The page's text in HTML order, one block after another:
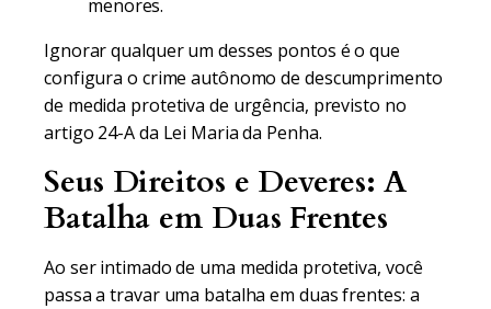
menores.
Ignorar qualquer um desses pontos é o que
configura o crime autônomo de descumprimento
de medida protetiva de urgência, previsto no
artigo 24-A da Lei Maria da Penha.
Seus Direitos e Deveres: A
Batalha em Duas Frentes
Ao ser intimado de uma medida protetiva, você
passa a travar uma batalha em duas frentes: a